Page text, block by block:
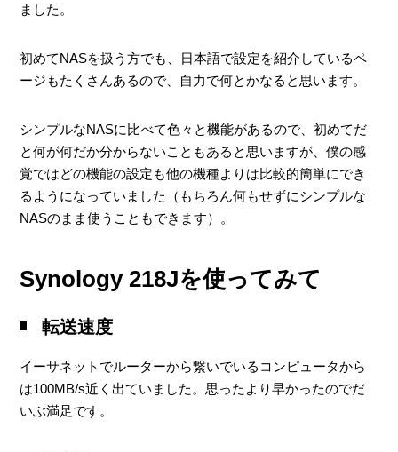
ました。
初めてNASを扱う方でも、日本語で設定を紹介しているペ
ージもたくさんあるので、自力で何とかなると思います。
シンプルなNASに比べて色々と機能があるので、初めてだ
と何が何だか分からないこともあると思いますが、僕の感
覚ではどの機能の設定も他の機種よりは比較的簡単にでき
るようになっていました（もちろん何もせずにシンプルな
NASのまま使うこともできます）。
Synology 218Jを使ってみて
転送速度
イーサネットでルーターから繋いでいるコンピュータから
は100MB/s近く出ていました。思ったより早かったのでだ
いぶ満足です。